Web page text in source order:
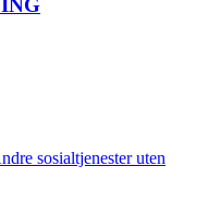
sosialtjenester uten